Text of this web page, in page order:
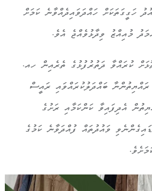
ހަގީގަތަކަށް ހައްދަވައިދެއްވާނެ ކަމަށް
މުއިއްޒު ވިދާޅުވެއްޖެ އެވެ.
ކުރައްވާ ދަތުރުފުޅުގެ ތެރެއިން ހއ.
ބައްދަލުކުރައްވައި ރައީސް
އެދިފައިވާ ކަންކަމާއި ރަށުގެ
ވައުދުތައް ފުއްދަވާނެ ކަމުގެ